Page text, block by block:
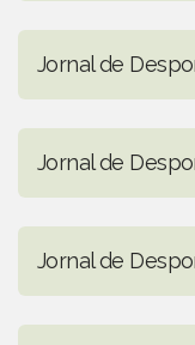
Jornal de
Jornal de
Jornal de